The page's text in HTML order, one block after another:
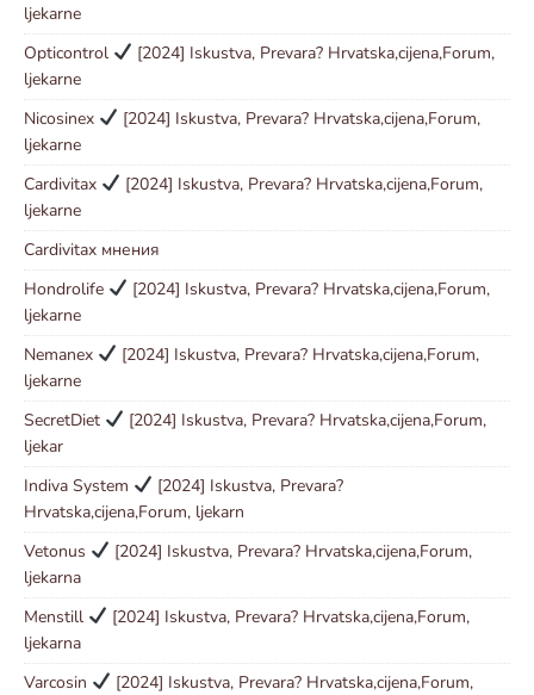
ljekarne
Opticontrol
[2024] Iskustva, Prevara? Hrvatska,cijena,Forum,
ljekarne
Nicosinex
[2024] Iskustva, Prevara? Hrvatska,cijena,Forum,
ljekarne
Cardivitax
[2024] Iskustva, Prevara? Hrvatska,cijena,Forum,
ljekarne
Cardivitax мнения
Hondrolife
[2024] Iskustva, Prevara? Hrvatska,cijena,Forum,
ljekarne
Nemanex
[2024] Iskustva, Prevara? Hrvatska,cijena,Forum,
ljekarne
SecretDiet
[2024] Iskustva, Prevara? Hrvatska,cijena,Forum,
ljekar
Indiva System
[2024] Iskustva, Prevara?
Hrvatska,cijena,Forum, ljekarn
Vetonus
[2024] Iskustva, Prevara? Hrvatska,cijena,Forum,
ljekarna
Menstill
[2024] Iskustva, Prevara? Hrvatska,cijena,Forum,
ljekarna
Varcosin
[2024] Iskustva, Prevara? Hrvatska,cijena,Forum,